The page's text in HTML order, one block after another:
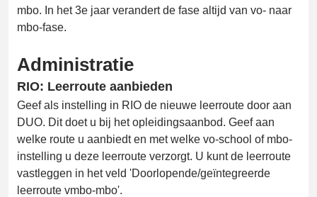
mbo. In het 3e jaar verandert de fase altijd van vo- naar
mbo-fase.
Administratie
RIO: Leerroute aanbieden
Geef als instelling in RIO de nieuwe leerroute door aan
DUO. Dit doet u bij het opleidingsaanbod. Geef aan
welke route u aanbiedt en met welke vo-school of mbo-
instelling u deze leerroute verzorgt. U kunt de leerroute
vastleggen in het veld 'Doorlopende/geïntegreerde
leerroute vmbo-mbo'.